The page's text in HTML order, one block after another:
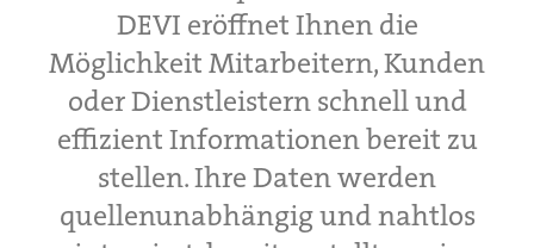
DEVI eröffnet Ihnen die
Möglichkeit Mitarbeitern, Kunden
oder Dienstleistern schnell und
effizient Informationen bereit zu
stellen. Ihre Daten werden
quellenunabhängig und nahtlos